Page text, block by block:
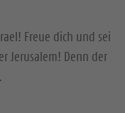
Freue dich und sei
Jerusalem! Denn der